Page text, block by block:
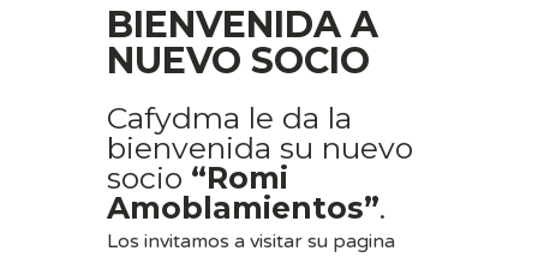
BIENVENIDA A
NUEVO SOCIO
Cafydma le da la
bienvenida su nuevo
socio “Romi
Amoblamientos”.
Los invitamos a visitar su pagina